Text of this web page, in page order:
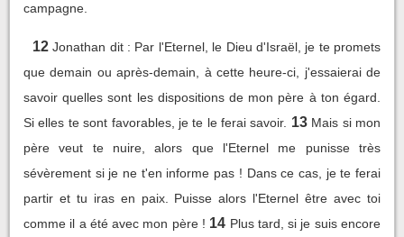
campagne.
12 Jonathan dit : Par l'Eternel, le Dieu d'Israël, je te promets
que demain ou après-demain, à cette heure-ci, j'essaierai de
savoir quelles sont les dispositions de mon père à ton égard.
Si elles te sont favorables, je te le ferai savoir. 13 Mais si mon
père veut te nuire, alors que l'Eternel me punisse très
sévèrement si je ne t'en informe pas ! Dans ce cas, je te ferai
partir et tu iras en paix. Puisse alors l'Eternel être avec toi
comme il a été avec mon père ! 14 Plus tard, si je suis encore